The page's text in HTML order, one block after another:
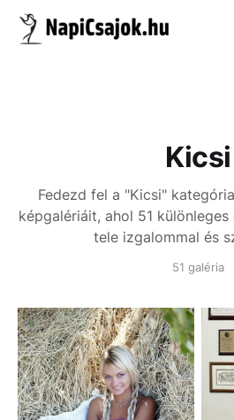
Kicsi
Fedezd fel a "Kicsi"
képgalériáit, ahol 51
tele izgalommal és
51 galéria